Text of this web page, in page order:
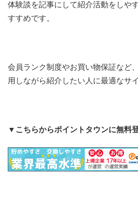
体験談を記事にして紹介活動をしや
すすめです。
会員ランク制度やお買い物保証など
用しながら紹介したい人に最適なサ
▼ こちらからポイントタウンに無料